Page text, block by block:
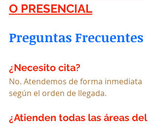
O PRESENCIAL
Preguntas Frecuentes
¿Necesito cita?
No. Atendemos de forma inmediata
según el orden de llegada.
¿Atienden todas las áreas del